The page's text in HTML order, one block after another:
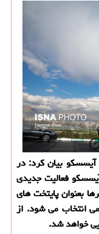
بیان كرد: در
فعالیت جدیدی
بعنوان پایتخت های
انتخاب می شود. از
خواهد شد.